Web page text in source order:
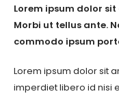
Lorem ipsum dolor
Morbi ut tellus ante.
commodo ipsum
Lorem ipsum dolor sit
imperdiet libero id nisi